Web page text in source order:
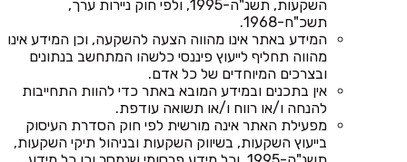
השקעות, תשנ"ה-1995, ולפי חוק ניירות ערך,
תשכ"ח-1968.
המידע באתר אינו מהווה הצעה להשקעה, וכן המידע אינו
מהווה תחליף לייעוץ פיננסי כלשהו המתחשב בנתונים
ובצרכים המיוחדים של כל אדם.
אין בתכנים ובמידע המובא באתר כדי להוות התחייבות
להנחה ו/או רווח ו/או תשואה עודפת.
מפעילת האתר אינה מורשית לפי חוק הסדרת העיסוק
בייעוץ השקעות, בשיווק השקעות ובניהול תיקי השקעות,